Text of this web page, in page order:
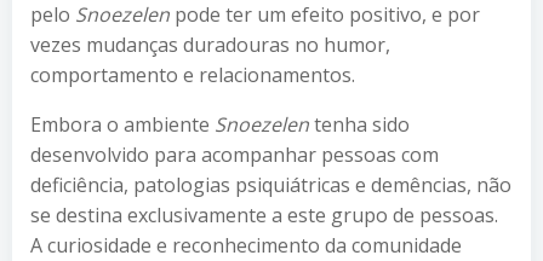
pelo Snoezelen pode ter um efeito positivo, e por
vezes mudanças duradouras no humor,
comportamento e relacionamentos.
Embora o ambiente Snoezelentenha sido
desenvolvido para acompanhar pessoas com
deficiência, patologias psiquiátricas e demências, não
se destina exclusivamente a este grupo de pessoas.
A curiosidade e reconhecimento da comunidade